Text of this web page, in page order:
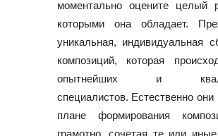
моментально оцените целый
которыми она обладает.
уникальная, индивидуальная
композиций, которая
опытнейших и
специалистов. Естественно
плане формирования
грамотно, сочетая те или